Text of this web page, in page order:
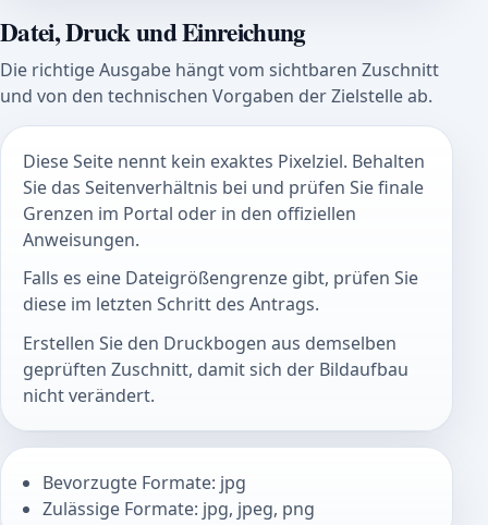
Datei, Druck und Einreichung
Die richtige Ausgabe hängt vom sichtbaren Zuschnitt
und von den technischen Vorgaben der Zielstelle ab.
Diese Seite nennt kein exaktes Pixelziel. Behalten
Sie das Seitenverhältnis bei und prüfen Sie finale
Grenzen im Portal oder in den offiziellen
Anweisungen.
Falls es eine Dateigrößengrenze gibt, prüfen Sie
diese im letzten Schritt des Antrags.
Erstellen Sie den Druckbogen aus demselben
geprüften Zuschnitt, damit sich der Bildaufbau
nicht verändert.
Bevorzugte Formate: jpg
Zulässige Formate: jpg, jpeg, png